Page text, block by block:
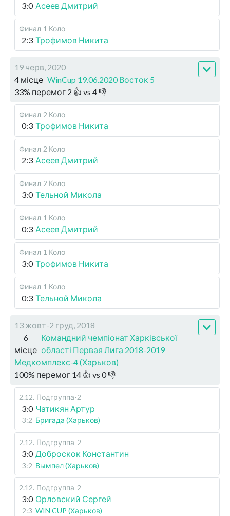
3:0 Асеев Дмитрий
Финал 1 Коло
2:3 Трофимов Никита
19 черв, 2020
4 місце WinCup 19.06.2020 Восток 5
33% перемог 2 👍 vs 4👎
Финал 2 Коло
0:3 Трофимов Никита
Финал 2 Коло
2:3 Асеев Дмитрий
Финал 2 Коло
3:0 Тельной Микола
Финал 1 Коло
0:3 Асеев Дмитрий
Финал 1 Коло
3:0 Трофимов Никита
Финал 1 Коло
0:3 Тельной Микола
13 жовт-2 груд, 2018
6
місце
Командний чемпіонат Харківської
області Первая Лига 2018-2019
Медкомплекс-4 (Харьков)
100% перемог 14 👍 vs 0👎
2.12. Подгруппа-2
3:0 Чатикян Артур
3:2 Бригада (Харьков)
2.12. Подгруппа-2
3:0 Доброскок Константин
3:2 Вымпел (Харьков)
2.12. Подгруппа-2
3:0 Орловский Сергей
2:3 WIN CUP (Харьков)